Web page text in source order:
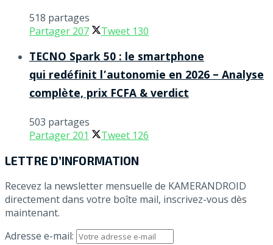
518 partages
Partager 207 Tweet 130
TECNO Spark 50 : le smartphone
qui redéfinit l’autonomie en 2026 – Analyse
complète, prix FCFA & verdict
503 partages
Partager 201 Tweet 126
LETTRE D’INFORMATION
Recevez la newsletter mensuelle de KAMERANDROID
directement dans votre boîte mail, inscrivez-vous dès
maintenant.
Adresse e-mail: